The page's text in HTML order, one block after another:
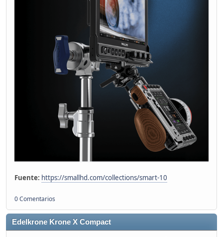
Fuente: https://smallhd.com/collections/smart-10
0 Comentarios
Edelkrone Krone X Compact